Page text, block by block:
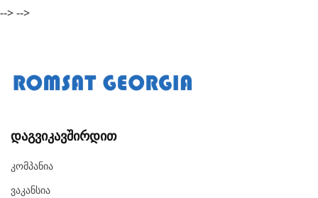
-->-->
Დაგვიკავშირდით
Კომპანია
Ვაკანსია